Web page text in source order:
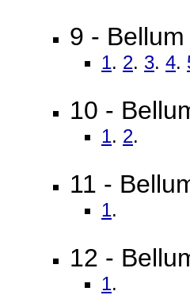
9 -
1. 2. 3. 4.
10 -
1. 2.
11 -
1.
12 -
1.